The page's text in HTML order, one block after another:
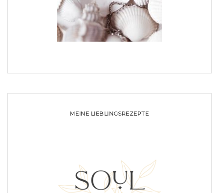
MEINE LIEBLINGSREZEPTE